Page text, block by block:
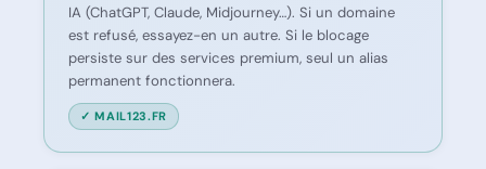
IA (ChatGPT, Claude, Midjourney…). Si un domaine
est refusé, essayez-en un autre. Si le blocage
persiste sur des services premium, seul un alias
permanent fonctionnera.
✓ MAIL123.FR